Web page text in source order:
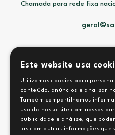
Chamada para rede fixa
Termos e
Política de
Este website usa
Utilizamos cookies para
conteúdo, anúncios e analisar
Também compartilhamos
uso do nosso site com nossos
publicidade e análise, que
las com outras informações que